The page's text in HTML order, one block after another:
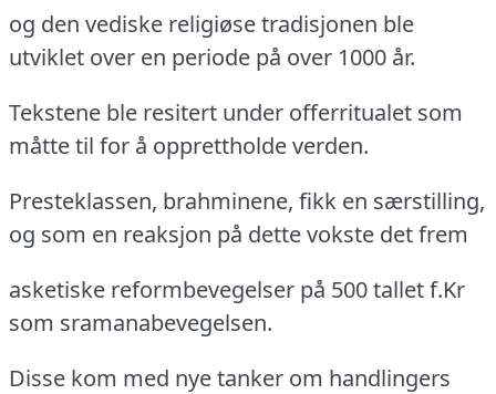
og den vediske religiøse tradisjonen ble
utviklet over en periode på over 1000 år.
Tekstene ble resitert under offerritualet som
måtte til for å opprettholde verden.
Presteklassen, brahminene, fikk en særstilling,
og som en reaksjon på dette vokste det frem
asketiske reformbevegelser på 500 tallet f.Kr
som sramanabevegelsen.
Disse kom med nye tanker om handlingers